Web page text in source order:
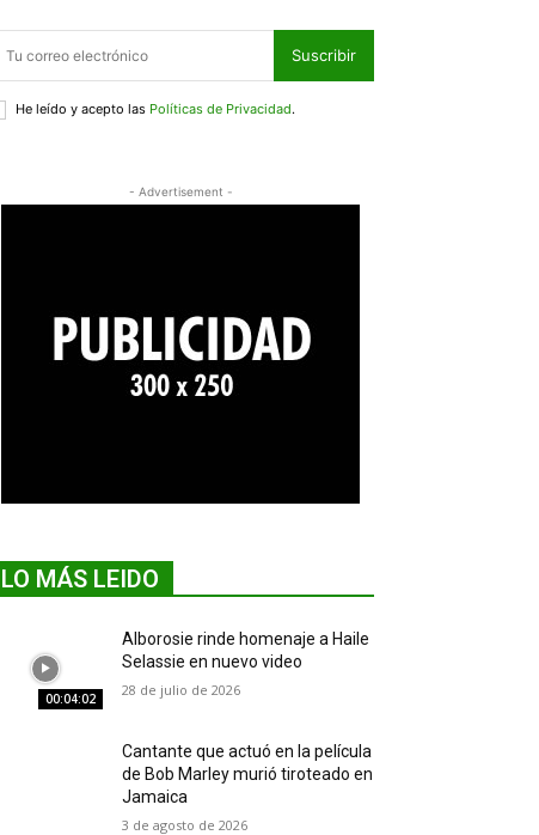
Suscribir
He leído y acepto las Políticas de Privacidad.
- Advertisement -
LO MÁS LEIDO
00:04:02
Alborosie rinde homenaje a Haile
Selassie en nuevo video
28 de julio de 2026
Cantante que actuó en la película
de Bob Marley murió tiroteado en
Jamaica
3 de agosto de 2026